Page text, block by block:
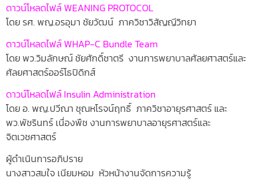
ดาวน์โหลดไฟล์WEANING PROTOCOL
โดย รศ. พญ.อรอุมา ชัยวัฒน์ ภาควิชาวิสัญญีวิทยา
ดาวน์โหลดไฟล์WHAP-C Bundle Team
โดย พว.วิมลักษณ์ ชัยศักดิ์ชาตรี งานการพยาบาลศัลยศาสตร์และ
ศัลยศาสตร์ออร์โธปิดิกส์
ดาวน์โหลดไฟล์ Insulin Administration
โดย อ. พญ.ปวีณา ชุณหโรจน์ฤทธิ์ ภาควิชาอายุรศาสตร์ และ
พว.พัชรินทร์ เนื่องพืช งานการพยาบาลอายุรศาสตร์และ
จิตเวชศาสตร์
ผู้ดำเนินการอภิปราย
นางสาวสมใจ เนียมหอม หัวหน้างานจัดการความรู้